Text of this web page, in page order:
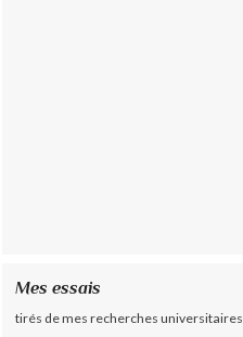
Mes essais
tirés de mes recherches universitaires